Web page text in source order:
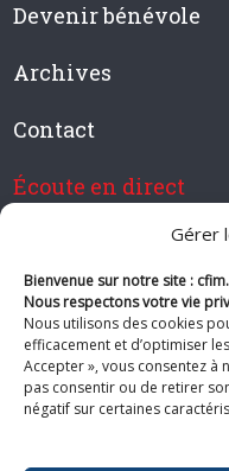
Gérer
Bienvenue sur notre site :
Nous respectons votre vie
Nous utilisons des cookies
efficacement et d’optimiser
Accepter », vous consentez à
pas consentir ou de retirer
négatif sur certaines
Devenir bénévole
Archives
Contact
Écoute en direct
Devenir membre de